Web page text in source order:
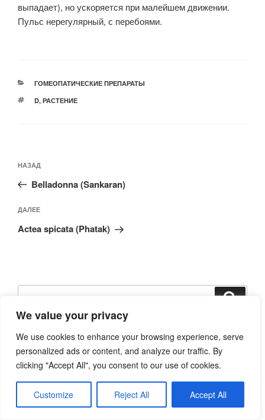
We value your privacy
We use cookies to enhance your browsing experience, serve
personalized ads or content, and analyze our traffic. By
clicking "Accept All", you consent to our use of cookies.
Customize Reject All Accept All
выпадает), но ускоряется при малейшем движении.
Пульс нерегулярный, с перебоями.
РУБРИКИ
ГОМЕОПАТИЧЕСКИЕ ПРЕПАРАТЫ
МЕТКИ
D, РАСТЕНИЕ
по
записям
Предыдущая
запись:
НАЗАД
Belladonna (Sankaran)
Следующая
запись
ДАЛЕЕ
Actea spicata (Phatak)
Поиск
Чтобы подобрать себе препарат, введите в поиск три
(лучше больше) ярких симптома и нажмите «Enter».
Препарат должен быть в каждом симптоме. Например -
При трудностях, используйте обратную связь.